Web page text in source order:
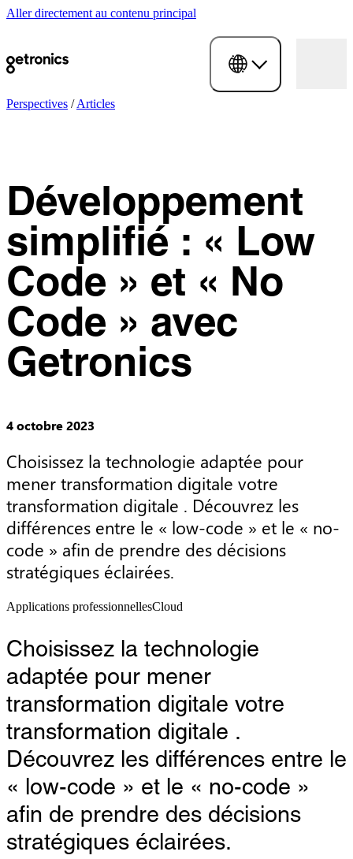
Aller directement au contenu principal
Perspectives /Articles
Développement
simplifié : « Low
Code » et « No
Code » avec
Getronics
4 octobre 2023
Choisissez la technologie adaptée pour
mener transformation digitale votre
transformation digitale . Découvrez les
différences entre le « low-code » et le « no-
code » afin de prendre des décisions
stratégiques éclairées.
Applications professionnellesCloud
Choisissez la technologie
adaptée pour mener
transformation digitale votre
transformation digitale .
Découvrez les différences entre le
« low-code » et le « no-code »
afin de prendre des décisions
stratégiques éclairées.